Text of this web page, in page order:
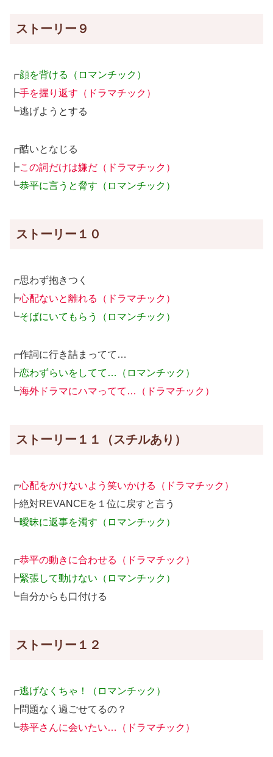
ストーリー９
┏顔を背ける（ロマンチック）
┣手を握り返す（ドラマチック）
┗逃げようとする
┏酷いとなじる
┣この詞だけは嫌だ（ドラマチック）
┗恭平に言うと脅す（ロマンチック）
ストーリー１０
┏思わず抱きつく
┣心配ないと離れる（ドラマチック）
┗そばにいてもらう（ロマンチック）
┏作詞に行き詰まってて…
┣恋わずらいをしてて…（ロマンチック）
┗海外ドラマにハマってて…（ドラマチック）
ストーリー１１（スチルあり）
┏心配をかけないよう笑いかける（ドラマチック）
┣絶対REVANCEを１位に戻すと言う
┗曖昧に返事を濁す（ロマンチック）
┏恭平の動きに合わせる（ドラマチック）
┣緊張して動けない（ロマンチック）
┗自分からも口付ける
ストーリー１２
┏逃げなくちゃ！（ロマンチック）
┣問題なく過ごせてるの？
┗恭平さんに会いたい…（ドラマチック）